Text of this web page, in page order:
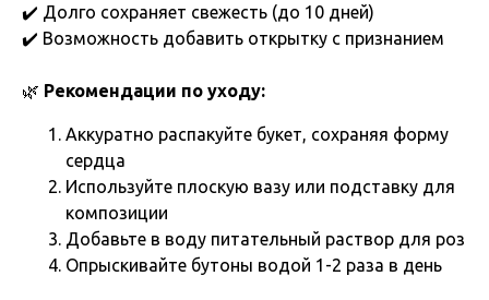
✔️ Долго сохраняет свежесть (до 10 дней)
✔️ Возможность добавить открытку с признанием
🌿 Рекомендации по уходу:
Аккуратно распакуйте букет, сохраняя форму
сердца
Используйте плоскую вазу или подставку для
композиции
Добавьте в воду питательный раствор для роз
Опрыскивайте бутоны водой 1-2 раза в день